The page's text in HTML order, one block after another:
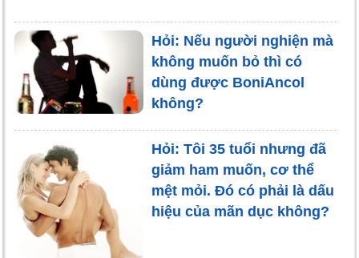
Hỏi: Nếu người nghiện mà
không muốn bỏ thì có
dùng được BoniAncol
không?
Hỏi: Tôi 35 tuổi nhưng đã
giảm ham muốn, cơ thể
mệt mỏi. Đó có phải là dấu
hiệu của mãn dục không?